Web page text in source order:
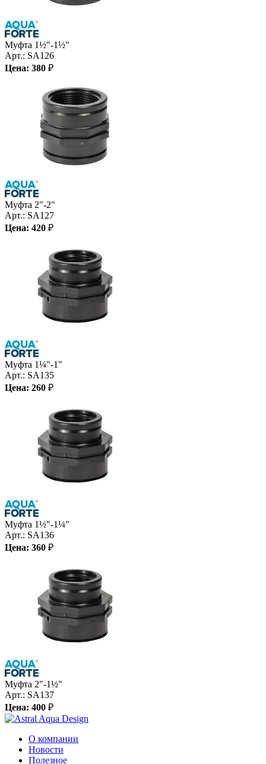
Муфта 1½"-1½"
Арт.: SA126
Цена: 380 ₽
Муфта 2"-2"
Арт.: SA127
Цена: 420 ₽
Муфта 1¼"-1"
Арт.: SA135
Цена: 260 ₽
Муфта 1½"-1¼"
Арт.: SA136
Цена: 360 ₽
Муфта 2"-1½"
Арт.: SA137
Цена: 400 ₽
О компании
Новости
Полезное